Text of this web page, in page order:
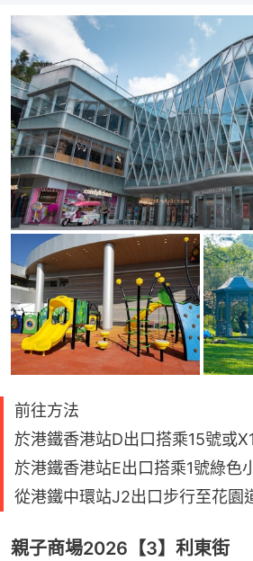
前往方法
於港鐵香港站D出口搭乘15號或
於港鐵香港站E出口搭乘1號綠色
從港鐵中環站J2出口步行至花園
親子商場2026【3】利東街